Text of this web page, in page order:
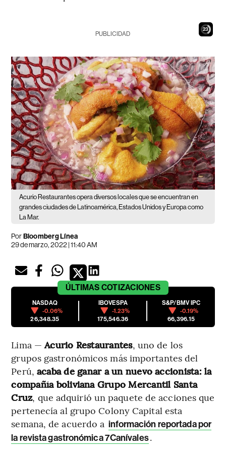
21
PUBLICIDAD
Acurio Restaurantes opera diversos locales que se encuentran en
grandes ciudades de Latinoamérica, Estados Unidos y Europa como
La Mar.
PorBloomberg Línea
29 de marzo, 2022 | 11:40 AM
ÚLTIMAS COTIZACIONES
NASDAQ
-0.06%
26,348.35
IBOVESPA
-1.23%
175,546.36
S&P/BMV IPC
-0.19%
66,396.15
Lima —Acurio Restaurantes, uno de los
grupos gastronómicos más importantes del
Perú, acaba de ganar a un nuevo accionista: la
compañía boliviana Grupo Mercantil Santa
Cruz, que adquirió un paquete de acciones que
pertenecía al grupo Colony Capital esta
semana, de acuerdo a información reportada por
la revista gastronómica 7Canívales.